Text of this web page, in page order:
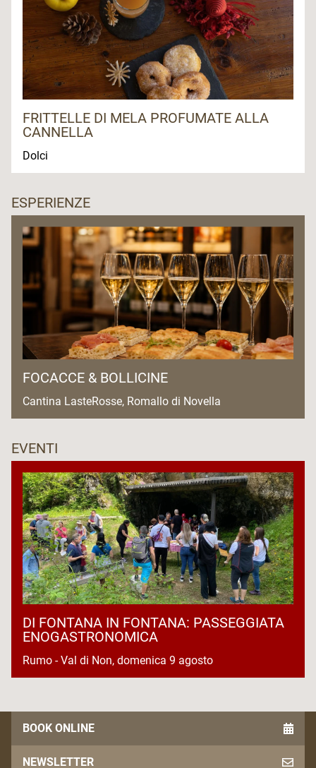
FRITTELLE DI MELA PROFUMATE ALLA
CANNELLA
Dolci
ESPERIENZE
FOCACCE & BOLLICINE
Cantina LasteRosse, Romallo di Novella
EVENTI
DI FONTANA IN FONTANA: PASSEGGIATA
ENOGASTRONOMICA
Rumo - Val di Non, domenica 9 agosto
BOOK ONLINE
NEWSLETTER